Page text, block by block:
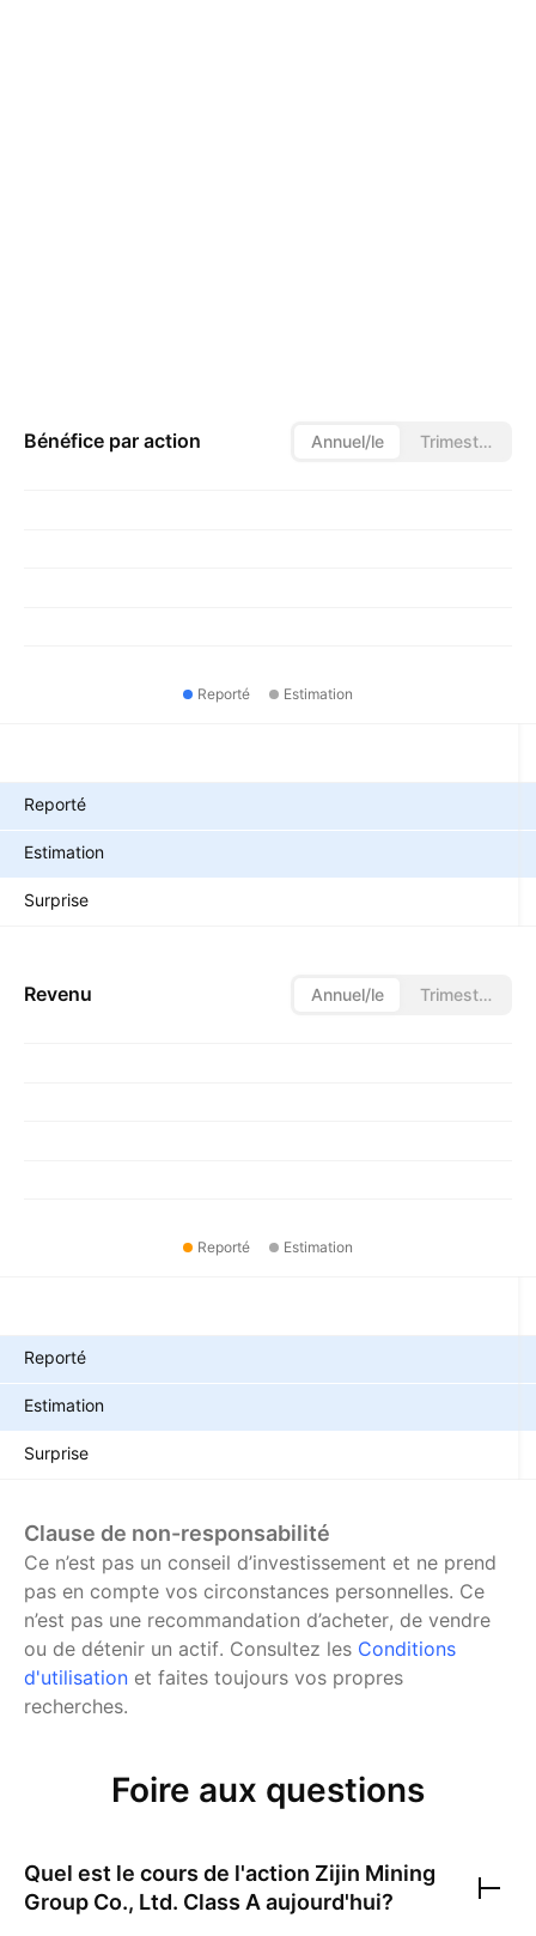
Bénéfice par action Annuel/le Trimestriel/le
Reporté Estimation
Reporté
Estimation
Surprise
Revenu Annuel/le Trimestriel/le
Reporté Estimation
Reporté
Estimation
Surprise
Clause de non-responsabilité
Ce n’est pas un conseil d’investissement et ne prend
pas en compte vos circonstances personnelles. Ce
n’est pas une recommandation d’acheter, de vendre
ou de détenir un actif. Consultez les Conditions
d'utilisation et faites toujours vos propres
recherches.
Foire aux questions
Quel est le cours de l'action Zijin Mining
Group Co., Ltd. Class A aujourd'hui?